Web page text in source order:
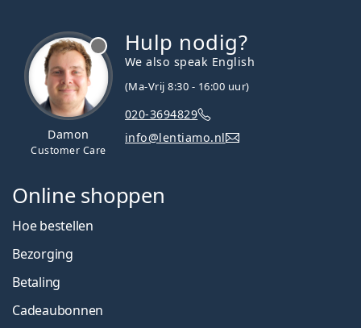
Damon
Customer Care
Hulp nodig?
We also speak English
(Ma-Vrij 8:30 - 16:00 uur)
020-3694829
info@lentiamo.nl
Online shoppen
Hoe bestellen
Bezorging
Betaling
Cadeaubonnen